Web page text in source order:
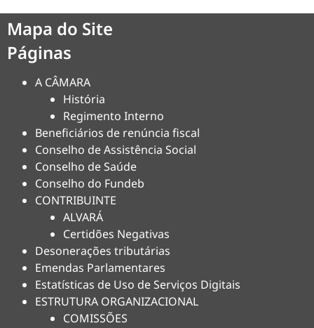
Mapa do Site
Páginas
A CÂMARA
História
Regimento Interno
Beneficiários de renúncia fiscal
Conselho de Assistência Social
Conselho de Saúde
Conselho do Fundeb
CONTRIBUINTE
ALVARÁ
Certidões Negativas
Desonerações tributárias
Emendas Parlamentares
Estatísticas de Uso de Serviços Digitais
ESTRUTURA ORGANIZACIONAL
COMISSÕES